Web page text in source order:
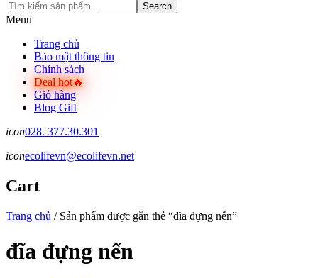
Search
Menu
Trang chủ
Bảo mật thông tin
Chính sách
Deal hot
Giỏ hàng
Blog Gift
icon028. 377.30.301
iconecolifevn@ecolifevn.net
Cart
Trang chủ /Sản phẩm được gắn thẻ “đĩa đựng nến”
đĩa đựng nến